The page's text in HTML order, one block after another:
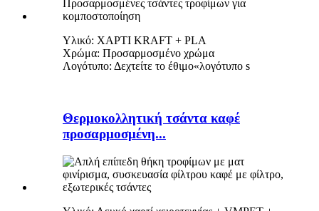
Υλικό: ΧΑΡΤΙ KRAFT + PLA
Χρώμα: Προσαρμοσμένο χρώμα
Λογότυπο: Δεχτείτε το έθιμο«λογότυπο s
Θερμοκολλητική τσάντα καφέ
προσαρμοσμένη...